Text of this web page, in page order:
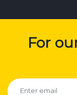
For